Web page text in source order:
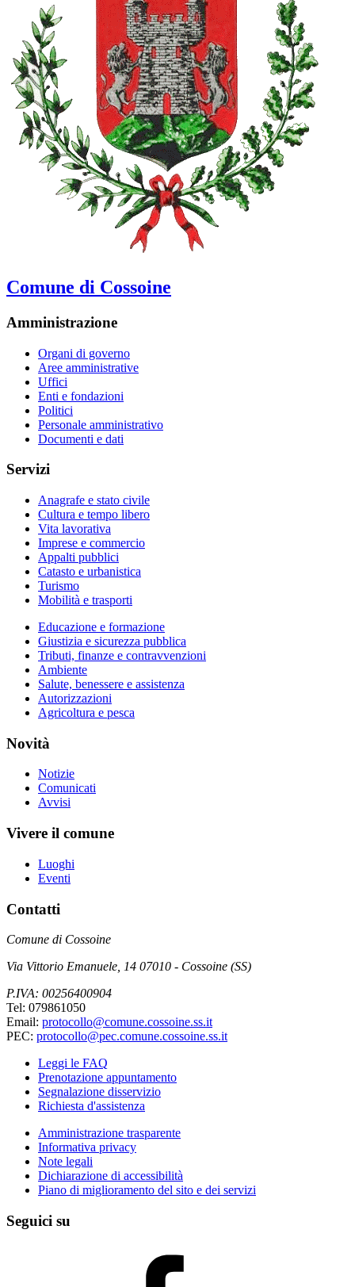
Comune di Cossoine
Amministrazione
Organi di governo
Aree amministrative
Uffici
Enti e fondazioni
Politici
Personale amministrativo
Documenti e dati
Servizi
Anagrafe e stato civile
Cultura e tempo libero
Vita lavorativa
Imprese e commercio
Appalti pubblici
Catasto e urbanistica
Turismo
Mobilità e trasporti
Educazione e formazione
Giustizia e sicurezza pubblica
Tributi, finanze e contravvenzioni
Ambiente
Salute, benessere e assistenza
Autorizzazioni
Agricoltura e pesca
Novità
Notizie
Comunicati
Avvisi
Vivere il comune
Luoghi
Eventi
Contatti
Comune di Cossoine
Via Vittorio Emanuele, 14 07010 - Cossoine (SS)
P.IVA: 00256400904
Tel: 079861050
Email: protocollo@comune.cossoine.ss.it
PEC: protocollo@pec.comune.cossoine.ss.it
Leggi le FAQ
Prenotazione appuntamento
Segnalazione disservizio
Richiesta d'assistenza
Amministrazione trasparente
Informativa privacy
Note legali
Dichiarazione di accessibilità
Piano di miglioramento del sito e dei servizi
Seguici su